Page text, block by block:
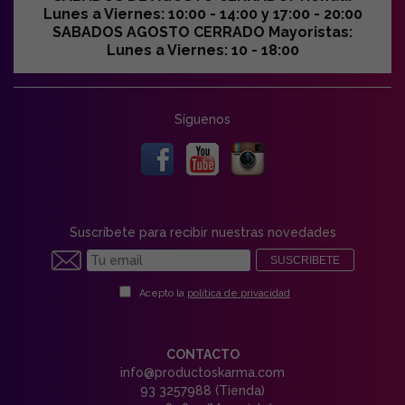
Lunes a Viernes: 10:00 - 14:00 y 17:00 - 20:00
SABADOS AGOSTO CERRADO Mayoristas:
Lunes a Viernes: 10 - 18:00
Síguenos
Suscríbete para recibir nuestras novedades
SUSCRIBETE
Acepto la política de privacidad
CONTACTO
info@productoskarma.com
93 3257988 (Tienda)